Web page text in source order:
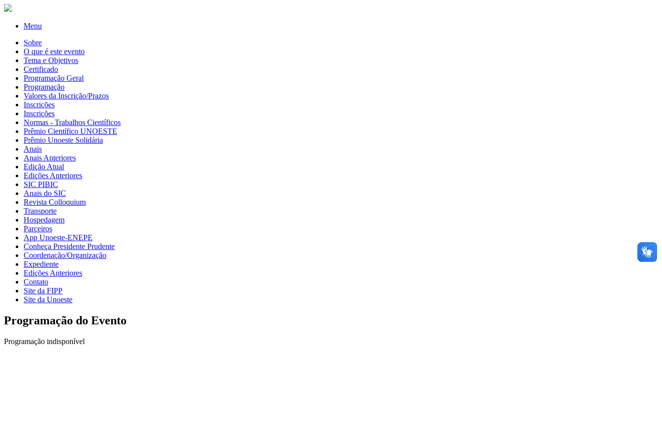
Menu
Sobre
O que é este evento
Tema e Objetivos
Certificado
Programação Geral
Programação
Valores da Inscrição/Prazos
Inscrições
Inscrições
Normas - Trabalhos Científicos
Prêmio Científico UNOESTE
Prêmio Unoeste Solidária
Anais
Anais Anteriores
Edição Atual
Edições Anteriores
SIC PIBIC
Anais do SIC
Revista Colloquium
Transporte
Hospedagem
Parceiros
App Unoeste-ENEPE
Conheça Presidente Prudente
Coordenação/Organização
Expediente
Edições Anteriores
Contato
Site da FIPP
Site da Unoeste
Programação do Evento
Programação indisponível